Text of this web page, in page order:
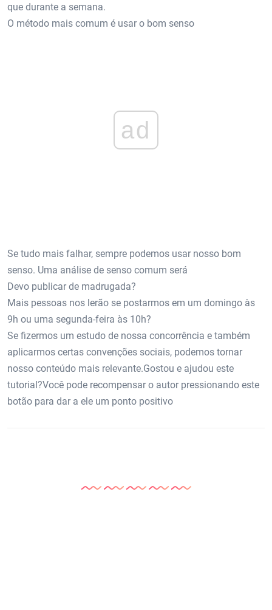
que durante a semana.
O método mais comum é usar o bom senso
ad
Se tudo mais falhar, sempre podemos usar nosso bom
senso. Uma análise de senso comum será
Devo publicar de madrugada?
Mais pessoas nos lerão se postarmos em um domingo às
9h ou uma segunda-feira às 10h?
Se fizermos um estudo de nossa concorrência e também
aplicarmos certas convenções sociais, podemos tornar
nosso conteúdo mais relevante.Gostou e ajudou este
tutorial?Você pode recompensar o autor pressionando este
botão para dar a ele um ponto positivo